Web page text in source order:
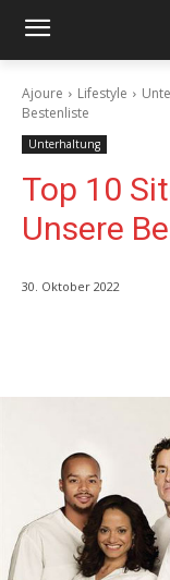
Ajoure Lifestyle
Bestenliste
Unterhaltung
Top 10
Unsere
30. Oktober 2022